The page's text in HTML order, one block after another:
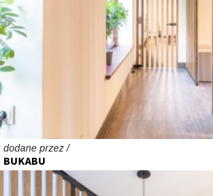
dodane przez /
BUKABU